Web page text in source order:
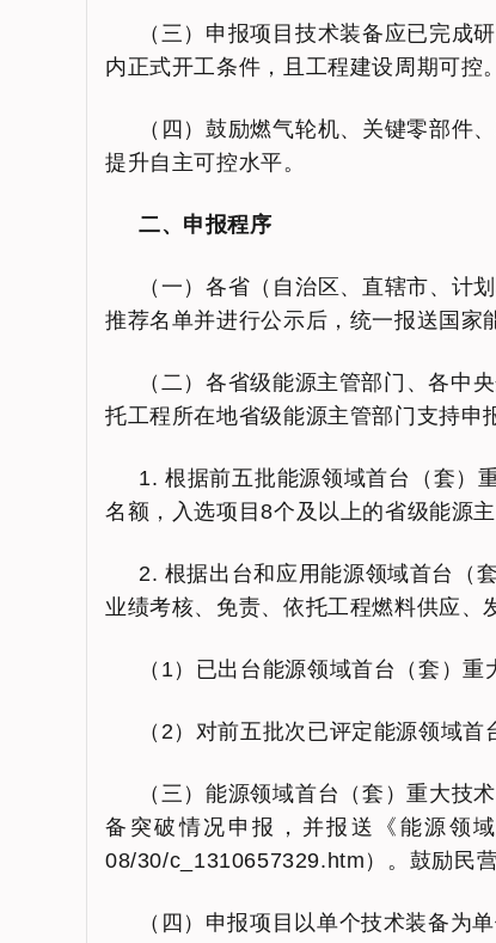
（三）申报项目技术装备应已完成
内正式开工条件，且工程建设周期可控。
（四）鼓励燃气轮机、关键零部件
提升自主可控水平。
二、申报程序
（一）各省（自治区、直辖市、计
推荐名单并进行公示后，统一报送国家
（二）各省级能源主管部门、各中
托工程所在地省级能源主管部门支持申
1. 根据前五批能源领域首台（套）
名额，入选项目8个及以上的省级能源
2. 根据出台和应用能源领域首台（
业绩考核、免责、依托工程燃料供应、
（1）已出台能源领域首台（套）
（2）对前五批次已评定能源领域
（三）能源领域首台（套）重大技
备突破情况申报，并报送《能源领
08/30/c_1310657329.htm）。鼓励民
（四）申报项目以单个技术装备为